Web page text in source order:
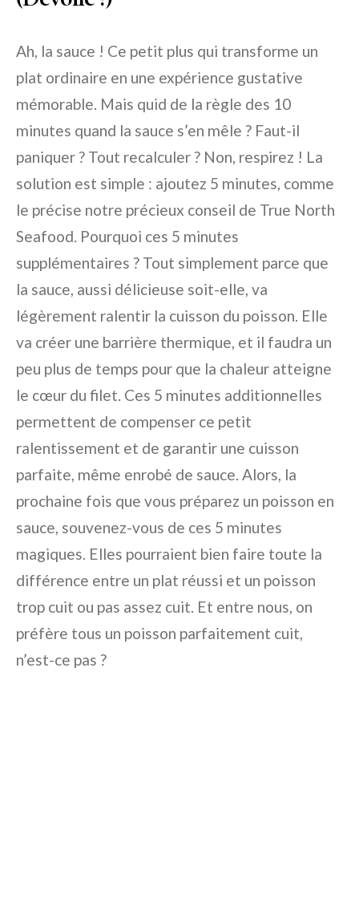
Ah, la sauce ! Ce petit plus qui transforme un
plat ordinaire en une expérience gustative
mémorable. Mais quid de la règle des 10
minutes quand la sauce s’en mêle ? Faut-il
paniquer ? Tout recalculer ? Non, respirez ! La
solution est simple : ajoutez 5 minutes, comme
le précise notre précieux conseil de True North
Seafood. Pourquoi ces 5 minutes
supplémentaires ? Tout simplement parce que
la sauce, aussi délicieuse soit-elle, va
légèrement ralentir la cuisson du poisson. Elle
va créer une barrière thermique, et il faudra un
peu plus de temps pour que la chaleur atteigne
le cœur du filet. Ces 5 minutes additionnelles
permettent de compenser ce petit
ralentissement et de garantir une cuisson
parfaite, même enrobé de sauce. Alors, la
prochaine fois que vous préparez un poisson en
sauce, souvenez-vous de ces 5 minutes
magiques. Elles pourraient bien faire toute la
différence entre un plat réussi et un poisson
trop cuit ou pas assez cuit. Et entre nous, on
préfère tous un poisson parfaitement cuit,
n’est-ce pas ?